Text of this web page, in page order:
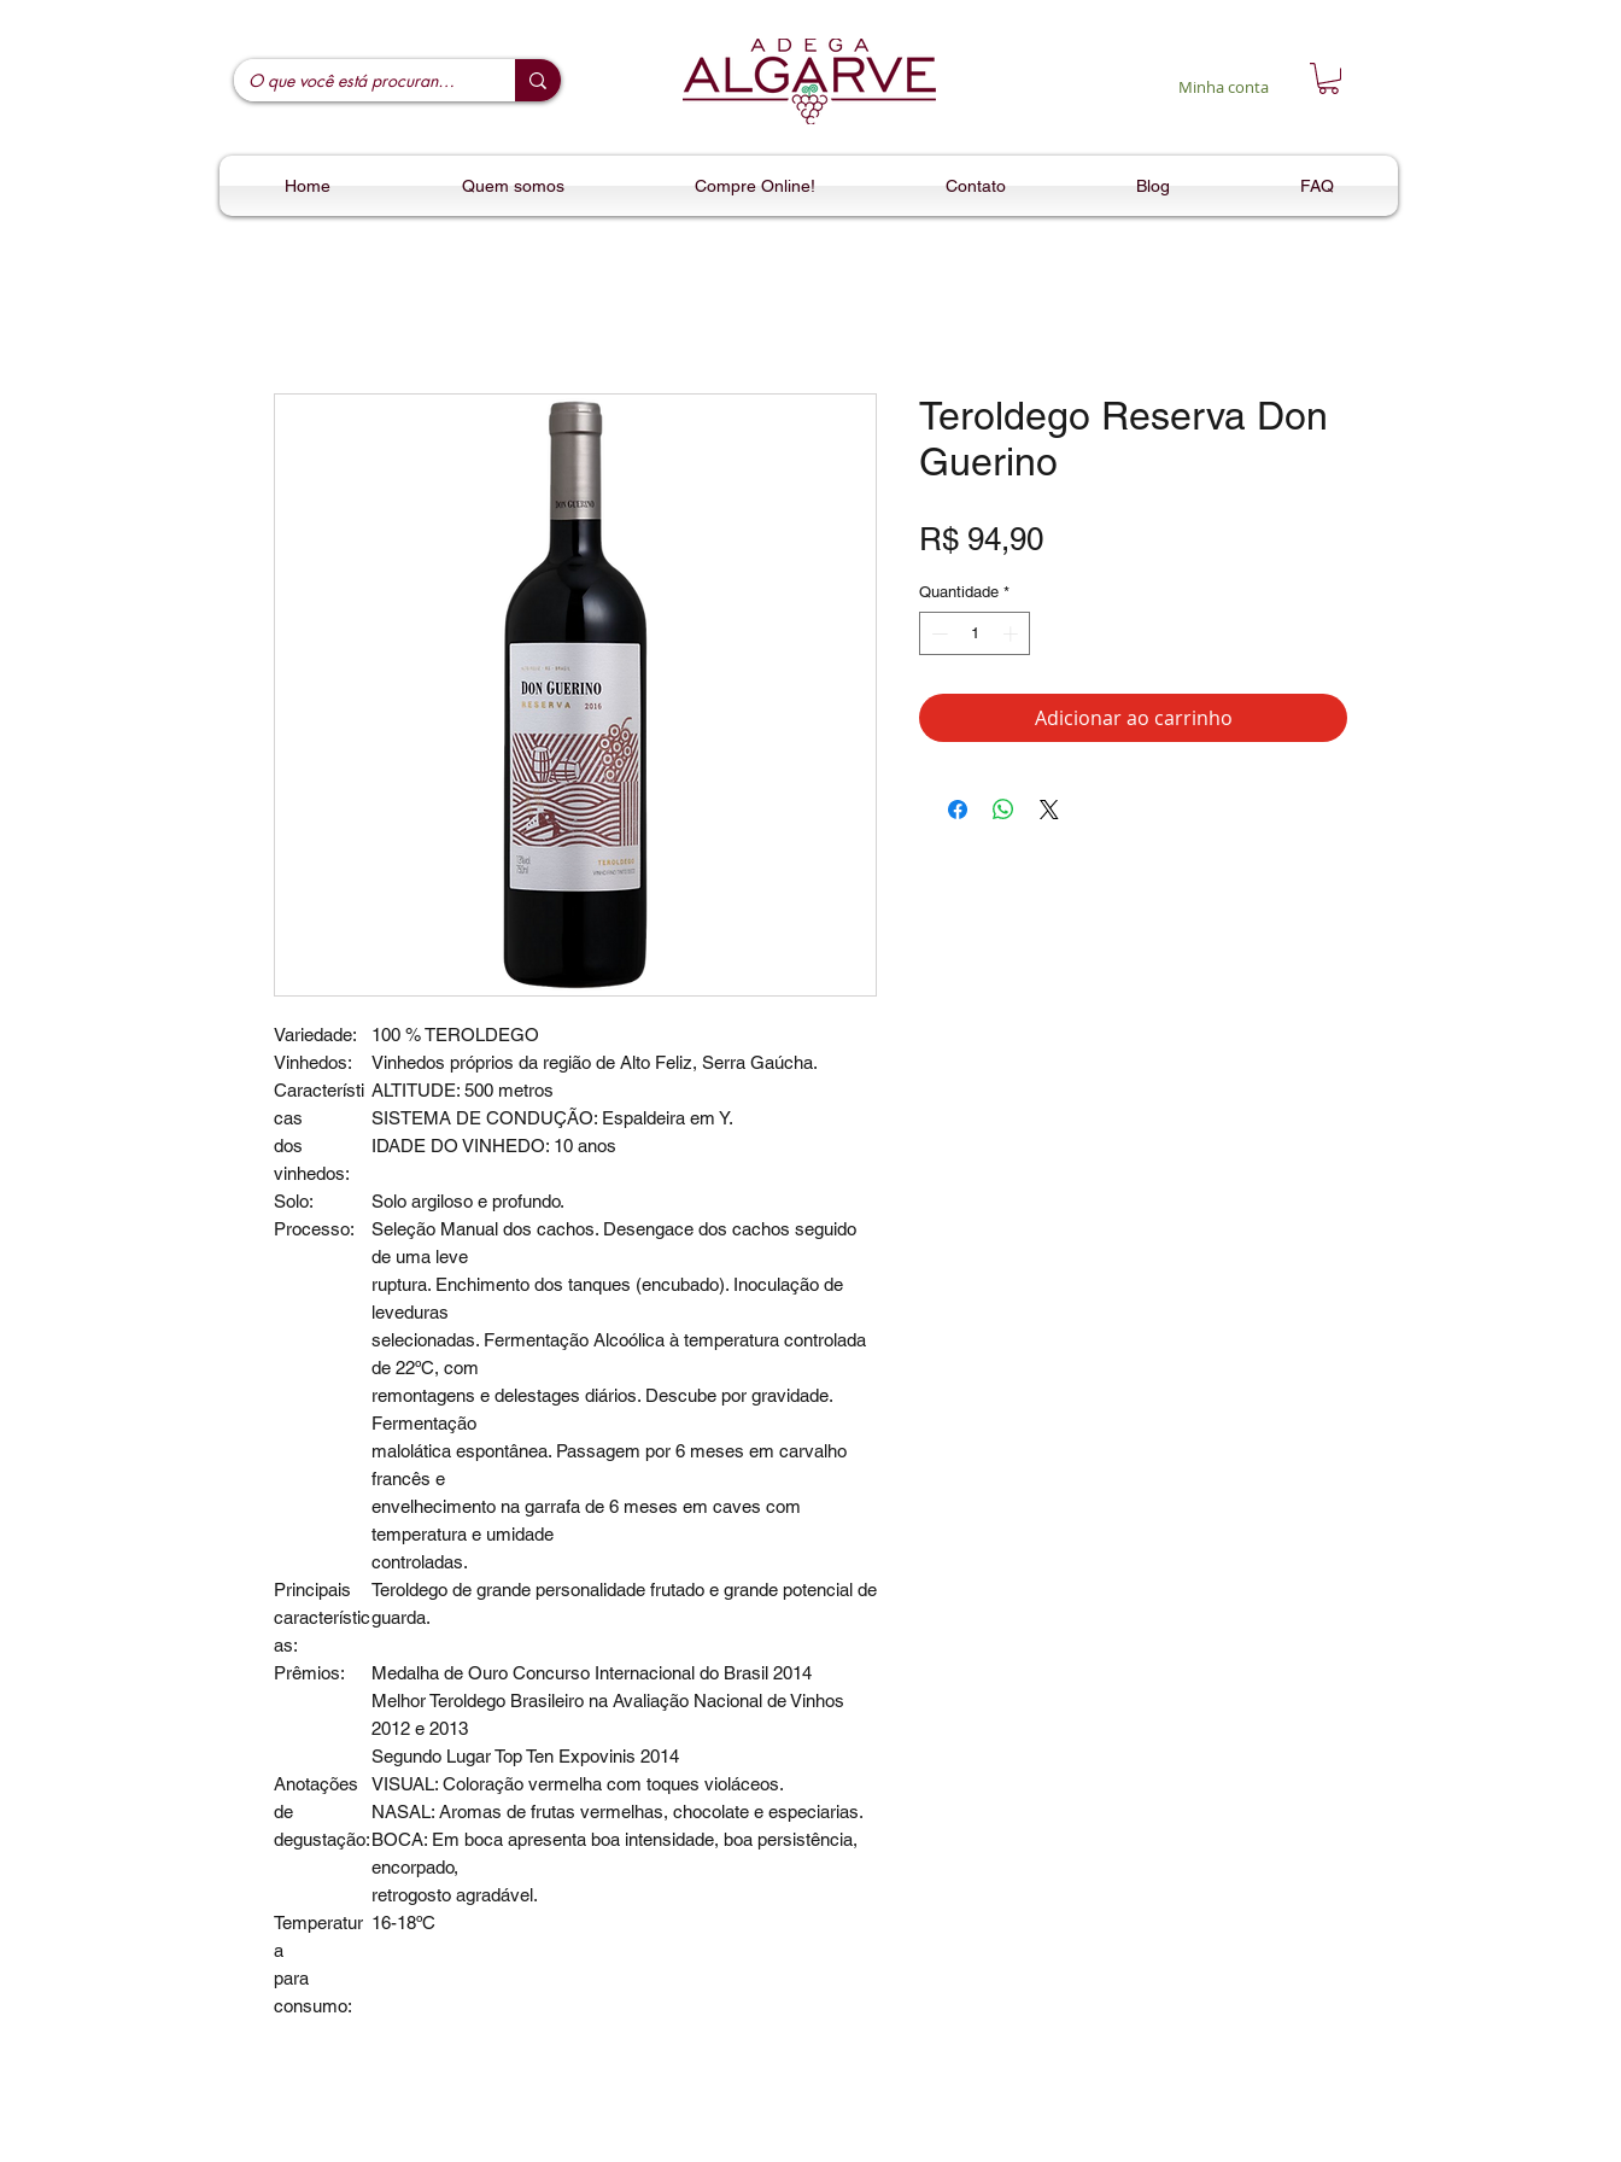
Minha conta
Home Quem somos Compre Online! Contato Blog FAQ
Variedade:
100 % TEROLDEGO
Vinhedos:
Vinhedos próprios da região de Alto Feliz, Serra Gaúcha.
Característi
cas
dos
vinhedos:
ALTITUDE: 500 metros
SISTEMA DE CONDUÇÃO: Espaldeira em Y.
IDADE DO VINHEDO: 10 anos
Solo:
Solo argiloso e profundo.
Processo:
Seleção Manual dos cachos. Desengace dos cachos seguido
de uma leve
ruptura. Enchimento dos tanques (encubado). Inoculação de
leveduras
selecionadas. Fermentação Alcoólica à temperatura controlada
de 22ºC, com
remontagens e delestages diários. Descube por gravidade.
Fermentação
malolática espontânea. Passagem por 6 meses em carvalho
francês e
envelhecimento na garrafa de 6 meses em caves com
temperatura e umidade
controladas.
Principais
característic
as:
Teroldego de grande personalidade frutado e grande potencial de
guarda.
Prêmios:
Medalha de Ouro Concurso Internacional do Brasil 2014
Melhor Teroldego Brasileiro na Avaliação Nacional de Vinhos
2012 e 2013
Segundo Lugar Top Ten Expovinis 2014
Anotações
de
degustação:
VISUAL: Coloração vermelha com toques violáceos.
NASAL: Aromas de frutas vermelhas, chocolate e especiarias.
BOCA: Em boca apresenta boa intensidade, boa persistência,
encorpado,
retrogosto agradável.
Temperatur
a
para
consumo:
16-18ºC
Teroldego Reserva Don
Guerino
R$ 94,90Preço
Quantidade *
Adicionar ao carrinho